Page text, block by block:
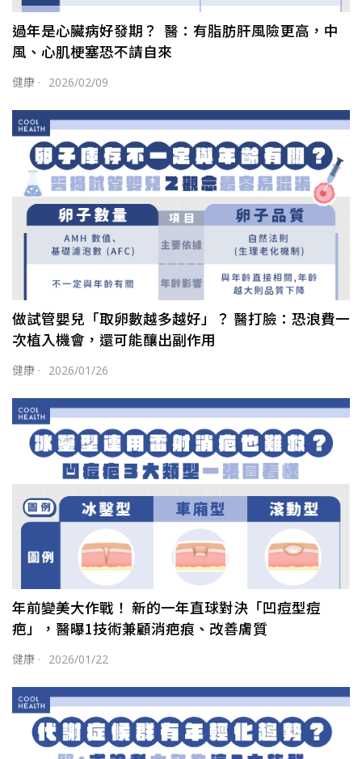
過年是心臟病好發期？ 醫：有脂肪肝風險更高，中
風、心肌梗塞恐不請自來
健康 · 2026/02/09
做試管嬰兒「取卵數越多越好」？ 醫打臉：恐浪費一
次植入機會，還可能釀出副作用
健康 · 2026/01/26
年前變美大作戰！ 新的一年直球對決「凹痘型痘
疤」，醫曝1技術兼顧消疤痕、改善膚質
健康 · 2026/01/22